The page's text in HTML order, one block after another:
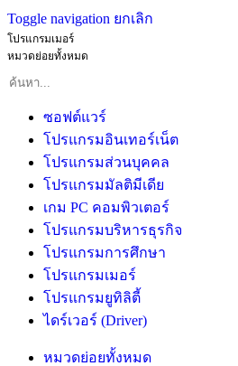
Toggle navigation ยกเลิก
โปรแกรมเมอร์
หมวดย่อยทั้งหมด
ซอฟต์แวร์
โปรแกรมอินเทอร์เน็ต
โปรแกรมส่วนบุคคล
โปรแกรมมัลติมีเดีย
เกม PC คอมพิวเตอร์
โปรแกรมบริหารธุรกิจ
โปรแกรมการศึกษา
โปรแกรมเมอร์
โปรแกรมยูทิลิตี้
ไดร์เวอร์ (Driver)
หมวดย่อยทั้งหมด